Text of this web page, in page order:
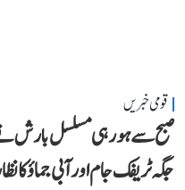
قومی خبریں
صبح سے ہو رہی مسلسل بارش
جگہ ٹریفک جام اور آبی جماؤ کا